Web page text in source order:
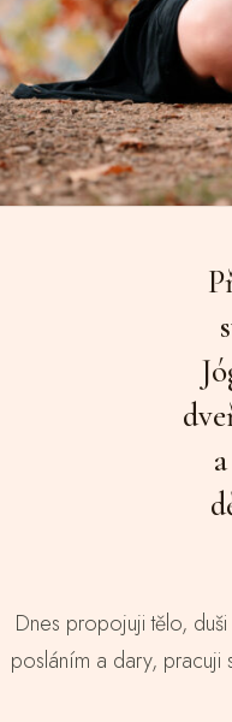
Dnes propojuji tělo,
posláním a dary,